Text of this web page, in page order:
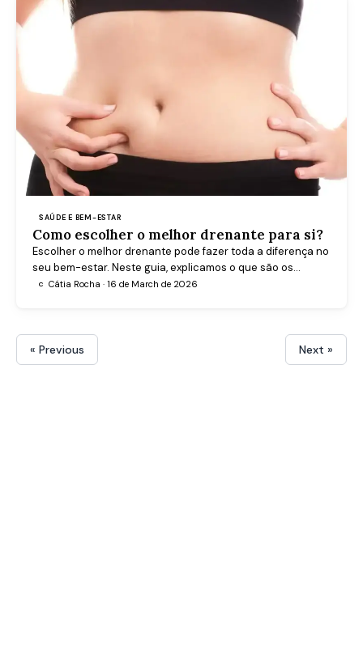
SAÚDE E BEM-ESTAR
Como escolher o melhor drenante para si?
Escolher o melhor drenante pode fazer toda a diferença no
seu bem-estar. Neste guia, explicamos o que são os
drenantes, como funcionam e qual o mais indicado para si.
C Cátia Rocha · 16 de March de 2026
« Previous Next »